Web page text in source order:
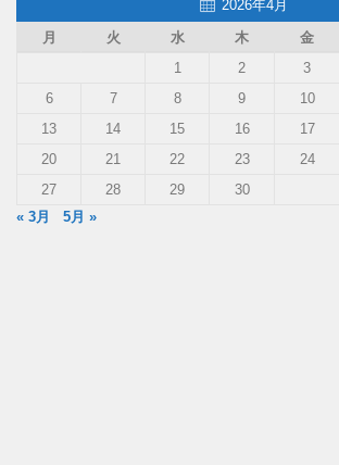
2026年4月
月
火 水 木 金
1
2 3
6
7 8 9 10
13
14 15 16 17
20
21 22 23 24
27
28 29
30
« 3月
5月 »